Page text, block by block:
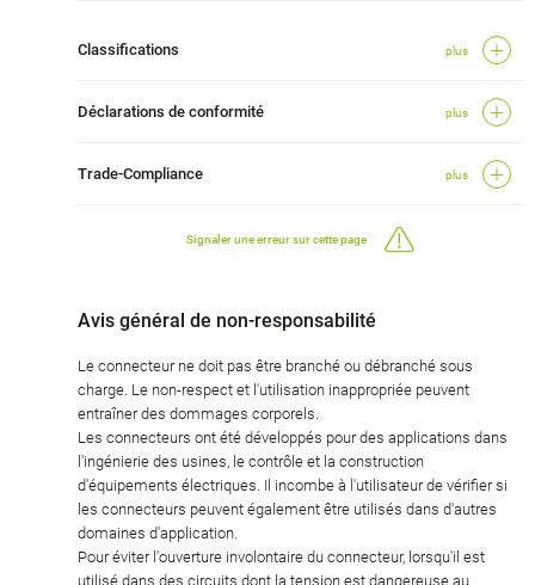
Classifications plus
Déclarations de conformité plus
Trade-Compliance plus
Signaler une erreur sur cette page
Avis général de non-responsabilité
Le connecteur ne doit pas être branché ou débranché sous
charge. Le non-respect et l'utilisation inappropriée peuvent
entraîner des dommages corporels.
Les connecteurs ont été développés pour des applications dans
l'ingénierie des usines, le contrôle et la construction
d'équipements électriques. Il incombe à l'utilisateur de vérifier si
les connecteurs peuvent également être utilisés dans d'autres
domaines d'application.
Pour éviter l'ouverture involontaire du connecteur, lorsqu'il est
utilisé dans des circuits dont la tension est dangereuse au